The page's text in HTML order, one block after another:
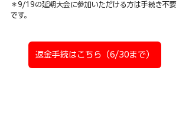
＊9/19の延期大会に参加いただける方は手続き不要
です。
返金手続はこちら（6/30まで）